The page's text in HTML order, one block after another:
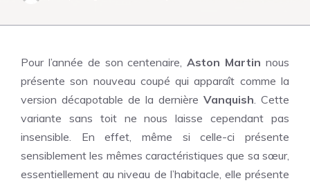
Pour l’année de son centenaire,Aston Martin nous
présente son nouveau coupé qui apparaît comme la
version décapotable de la dernière Vanquish. Cette
variante sans toit ne nous laisse cependant pas
insensible. En effet, même si celle-ci présente
sensiblement les mêmes caractéristiques que sa sœur,
essentiellement au niveau de l’habitacle, elle présente